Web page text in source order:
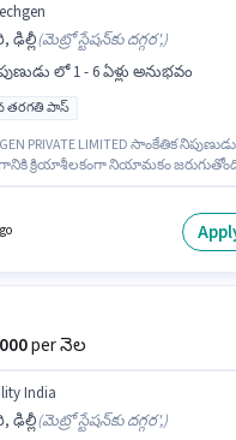
(మెట్రో స్టేషన్‌కు దగ్గర',)
లో 1 - 6 ఏళ్లు అనుభవం
తరగతి పాస్
PRIVATE LIMITED సాంకేతిక
క్రియాశీలకంగా నియామకం
ఈ ఉద్యోగంలో అదనపు ప్రయోజనాలు PF
ఉంది. దరఖాస్తుదారులు కనీసం 12వ
per నెల
India
(మెట్రో స్టేషన్‌కు దగ్గర',)